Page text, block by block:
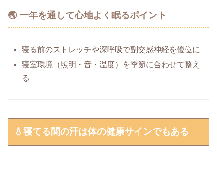
🌏 一年を通して心地よく眠るポイント
寝る前のストレッチや深呼吸で副交感神経を優位に
寝室環境（照明・音・温度）を季節に合わせて整え
る
💧寝てる間の汗は体の健康サインでもある